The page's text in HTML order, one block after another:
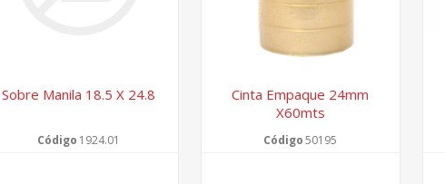
Sobre Manila 18.5 X 24.8
Código 1924.01
Cinta Empaque 24mm
X60mts
Código 50195